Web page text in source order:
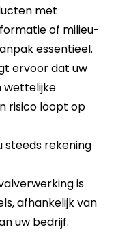
met
of milieu-
essentieel.
ervoor dat uw
wettelijke
risico loopt op
steeds rekening
is
afhankelijk van
uw bedrijf.